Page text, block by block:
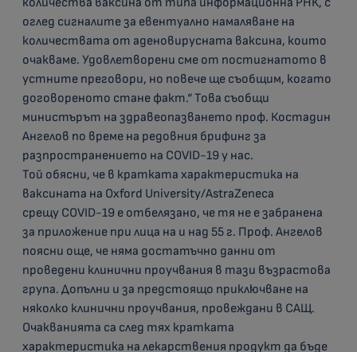
оглед сигналите за евентуално намаляване на
количествата от аденовирусната ваксина, които
очакваме. Удовлетворени сме от постигнатото в
устните преговори, но повече ще съобщим, когато
договореното стане факт.“ Това съобщи
министърът на здравеопазването проф. Костадин
Ангелов по време на редовния брифинг за
разпространението на COVID-19 у нас.
Той обясни, че в кратката характеристика на
ваксината на Oxford University/AstraZeneca
срещу COVID-19 е отбелязано, че тя не е забранена
за приложение при лица на и над 55 г. Проф. Ангелов
поясни още, че няма достатъчно данни от
проведени клинични проучвания в тази възрастова
група. Допълни и за предстоящо приключване на
няколко клинични проучвания, провеждани в САЩ.
Очакванията са след тях кратката
характеристика на лекарствения продукт да бъде